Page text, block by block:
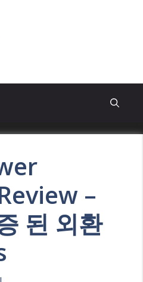
–
된 외환